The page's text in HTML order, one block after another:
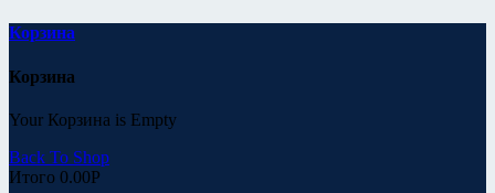
Корзина
Корзина
Your Корзина is Empty
Back To Shop
Итого 0.00Р